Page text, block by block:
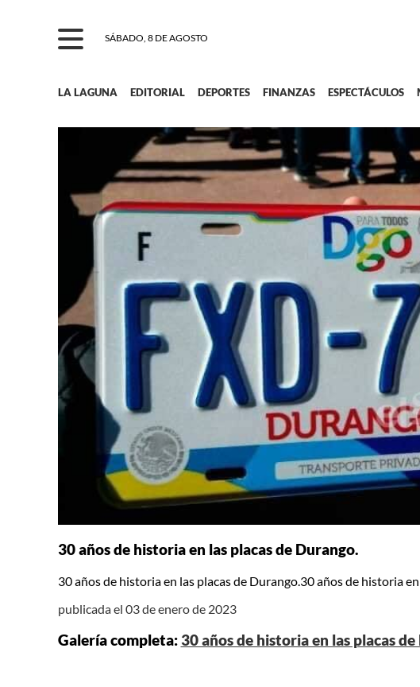
SÁBADO, 8 DE AGOSTO
LA LAGUNA EDITORIAL DEPORTES FINANZAS ESPECTÁCULOS
30 años de historia en las placas de Durango.
30 años de historia en las placas de Durango.30 años de historia
publicada el 03 de enero de 2023
Galería completa: 30 años de historia en las placas